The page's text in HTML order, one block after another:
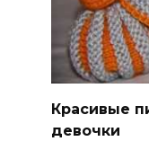
Красивые
девочки